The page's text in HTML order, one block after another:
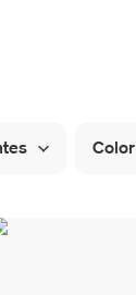
Color